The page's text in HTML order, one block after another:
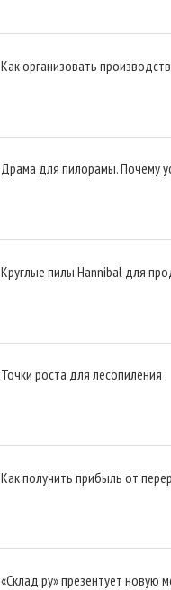
Как организовать
Драма для пилорамы. Почему
Круглые пилы Hannibal для
Точки роста для лесопиления
Как получить прибыль от
«Склад.ру» презентует новую